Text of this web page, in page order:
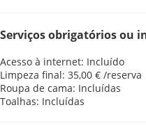
Serviços obrigatórios ou
Acesso à internet: Incluído
Limpeza final: 35,00 € /reserva
Roupa de cama: Incluídas
Toalhas: Incluídas